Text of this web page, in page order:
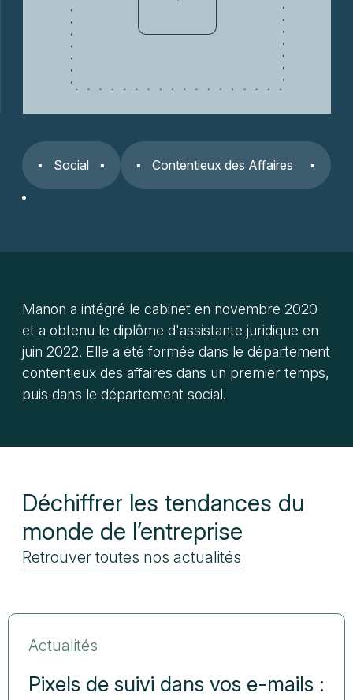
Social Contentieux des Affaires
Manon a intégré le cabinet en novembre 2020
et a obtenu le diplôme d'assistante juridique en
juin 2022. Elle a été formée dans le département
contentieux des affaires dans un premier temps,
puis dans le département social.
Déchiffrer les tendances du
monde de l’entreprise
Retrouver toutes nos actualités
Actualités
Pixels de suivi dans vos e-mails :